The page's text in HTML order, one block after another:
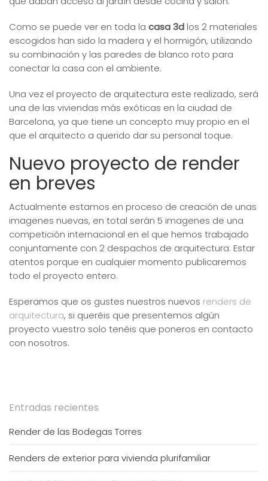
Como se puede ver en toda la casa 3d los 2 materiales
escogidos han sido la madera y el hormigón, utilizando
su combinación y las paredes de blanco roto para
conectar la casa con el ambiente.
Una vez el proyecto de arquitectura este realizado, será
una de las viviendas más exóticas en la ciudad de
Barcelona, ya que tiene un concepto muy propio en el
que el arquitecto a querido dar su personal toque.
Nuevo proyecto de render
en breves
Actualmente estamos en proceso de creación de unas
imagenes nuevas, en total serán 5 imagenes de una
competición internacional en el que hemos trabajado
conjuntamente con 2 despachos de arquitectura. Estar
atentos porque en cualquier momento publicaremos
todo el proyecto entero.
Esperamos que os gustes nuestros nuevos renders de
arquitectura, si queréis que presentemos algún
proyecto vuestro solo tenéis que poneros en contacto
con nosotros.
Entradas recientes
Render de las Bodegas Torres
Renders de exterior para vivienda plurifamiliar